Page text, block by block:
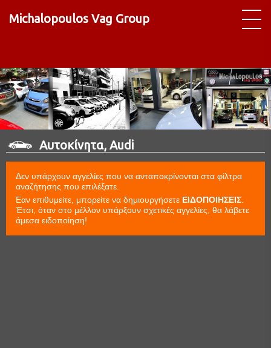
Michalopoulos Vag Group
Αυτοκίνητα, Audi
Δεν υπάρχουν αγγελίες που να ανταποκρίνονται στα φίλτρα
αναζήτησης που επιλέξατε.
Εαν επιθυμείτε, μπορείτε να δημιουργήσετε ΕΙΔΟΠΟΙΗΣΕΙΣ
Έτσι, όταν στο μέλλον υπάρξουν σχετικές αγγελίες, θα λάβετε
άμεσα ειδοποίηση!